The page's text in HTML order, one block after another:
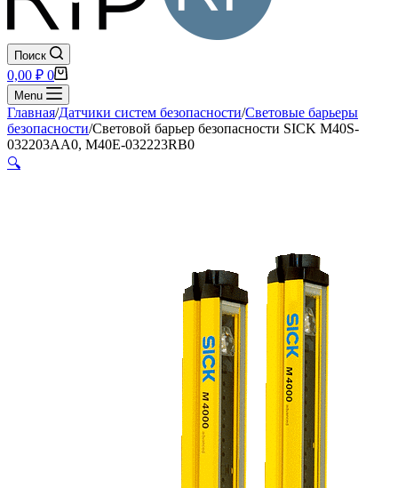
Поиск
Корзина
0,00 ₽ 0
Menu
Главная/Датчики систем безопасности/Световые барьеры
безопасности/Cветовой барьер безопасности SICK M40S-
032203AA0, M40E-032223RB0
🔍